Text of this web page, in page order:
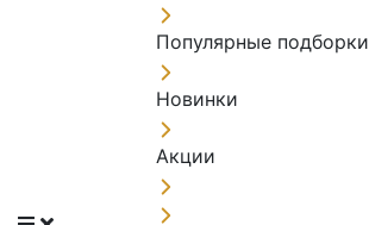
Популярные подборки
Новинки
Акции